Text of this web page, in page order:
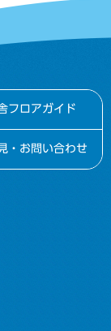
フロアガイド
・お問い合わせ